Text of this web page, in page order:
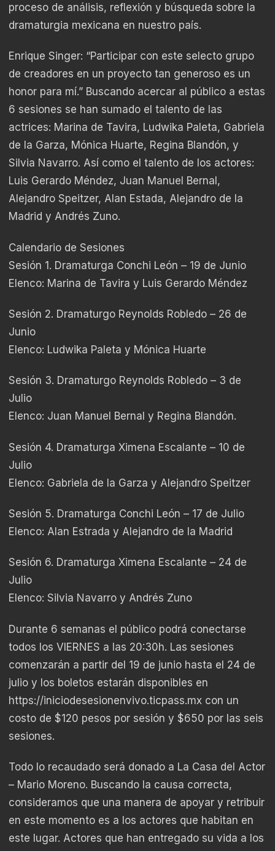
proceso de análisis, reflexión y búsqueda sobre la
dramaturgia mexicana en nuestro país.
Enrique Singer: “Participar con este selecto grupo
de creadores en un proyecto tan generoso es un
honor para mí.” Buscando acercar al público a estas
6 sesiones se han sumado el talento de las
actrices: Marina de Tavira, Ludwika Paleta, Gabriela
de la Garza, Mónica Huarte, Regina Blandón, y
Silvia Navarro. Así como el talento de los actores:
Luis Gerardo Méndez, Juan Manuel Bernal,
Alejandro Speitzer, Alan Estada, Alejandro de la
Madrid y Andrés Zuno.
Calendario de Sesiones
Sesión 1. Dramaturga Conchi León – 19 de Junio
Elenco: Marina de Tavira y Luis Gerardo Méndez
Sesión 2. Dramaturgo Reynolds Robledo – 26 de
Junio
Elenco: Ludwika Paleta y Mónica Huarte
Sesión 3. Dramaturgo Reynolds Robledo – 3 de
Julio
Elenco: Juan Manuel Bernal y Regina Blandón.
Sesión 4. Dramaturga Ximena Escalante – 10 de
Julio
Elenco: Gabriela de la Garza y Alejandro Speitzer
Sesión 5. Dramaturga Conchi León – 17 de Julio
Elenco: Alan Estrada y Alejandro de la Madrid
Sesión 6. Dramaturga Ximena Escalante – 24 de
Julio
Elenco: Silvia Navarro y Andrés Zuno
Durante 6 semanas el público podrá conectarse
todos los VIERNES a las 20:30h. Las sesiones
comenzarán a partir del 19 de junio hasta el 24 de
julio y los boletos estarán disponibles en
https://iniciodesesionenvivo.ticpass.mx con un
costo de $120 pesos por sesión y $650 por las seis
sesiones.
Todo lo recaudado será donado a La Casa del Actor
– Mario Moreno. Buscando la causa correcta,
consideramos que una manera de apoyar y retribuir
en este momento es a los actores que habitan en
este lugar. Actores que han entregado su vida a los